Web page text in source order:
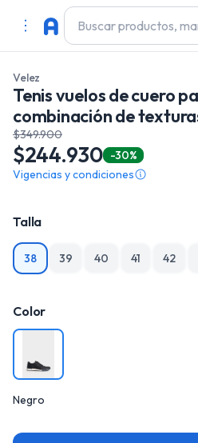
Velez
Tenis vuelos de cuero
combinación de
$349.900
$244.930 -30%
Vigencias y condiciones
Talla
38 39 40 41 42
Color
Negro